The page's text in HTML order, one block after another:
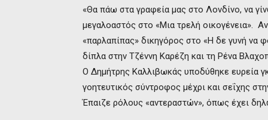
«Θα πάω στα γραφεία μας στο Λονδίνο, να
μεγαλοαστός στο «Μια τρελή οικογένεια».
«παρλαπίπας» δικηγόρος στο «Η δε γυνή να
δίπλα στην Τζέννη Καρέζη και τη Ρένα
Ο Δημήτρης Καλλιβωκάς υποδύθηκε ευρεία
γοητευτικός σύντροφος μέχρι και σεΐχης
Έπαιζε ρόλους «αντεραστών», όπως έχει